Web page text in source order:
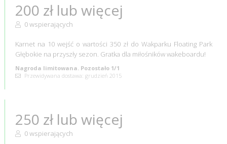
200 zł lub więcej
0 wspierających
Karnet na 10 wejść o wartości 350 zł do Wakparku Floating Park
Głębokie na przyszły sezon. Gratka dla miłośników wakeboardu!
Nagroda limitowana. Pozostało 1/1
Przewidywana dostawa: grudzień 2015
250 zł lub więcej
0 wspierających